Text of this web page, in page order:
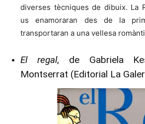
diverses tècniques de dibuix. La
us enamoraran des de la
transportaran a una vellesa
El regal, de Gabriela
Montserrat (Editorial La